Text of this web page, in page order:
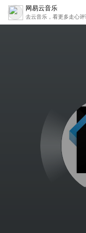
网易云音乐
去云音乐，看更多走心评